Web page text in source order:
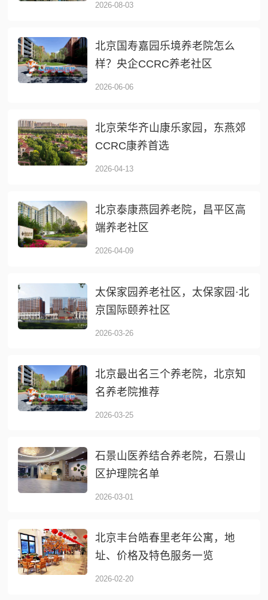
2026-08-03
北京国寿嘉园乐境养老院怎么
样？央企CCRC养老社区
2026-06-06
北京荣华齐山康乐家园，东燕郊
CCRC康养首选
2026-04-13
北京泰康燕园养老院，昌平区高
端养老社区
2026-04-09
太保家园养老社区，太保家园·北
京国际颐养社区
2026-03-26
北京最出名三个养老院，北京知
名养老院推荐
2026-03-25
石景山医养结合养老院，石景山
区护理院名单
2026-03-01
北京丰台皓春里老年公寓，地
址、价格及特色服务一览
2026-02-20